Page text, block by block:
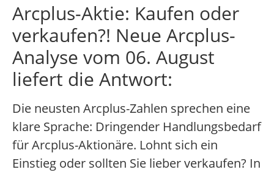
Arcplus-Aktie: Kaufen oder
verkaufen?! Neue Arcplus-
Analyse vom 06. August
liefert die Antwort:
Die neusten Arcplus-Zahlen sprechen eine
klare Sprache: Dringender Handlungsbedarf
für Arcplus-Aktionäre. Lohnt sich ein
Einstieg oder sollten Sie lieber verkaufen? In